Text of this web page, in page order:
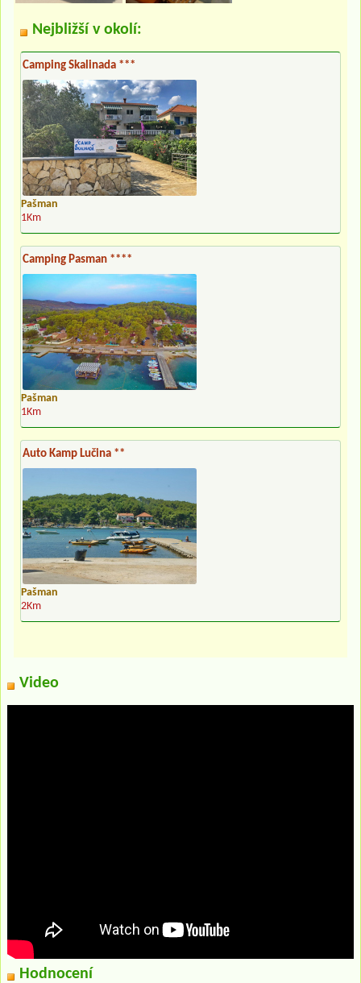
Nejbližší v okolí:
Camping Skalinada ***
Pašman
1Km
Camping Pasman ****
Pašman
1Km
Auto Kamp Lučina **
Pašman
2Km
Video
Hodnocení